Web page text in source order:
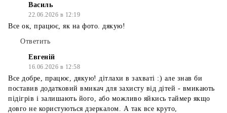
Василь
22.06.2026 в 12:19
Все ок, працює, як на фото. дякую!
Ответить
Евгеній
16.06.2026 в 12:58
Все добре, працює, дякую! дітлахи в захваті :) але знав би
поставив додатковий вмикач для захисту від дітей - вмикають
підігрів і залишають його, або можливо яйкись таймер якщо
довго не користуються дзеркалом. А так все круто,